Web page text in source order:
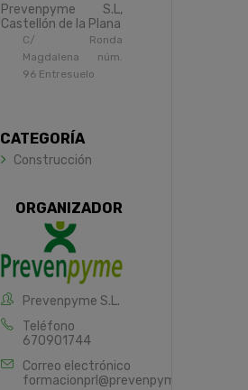
Prevenpyme S.L,
Castellón de la Plana
C/ Ronda
Magdalena núm.
96 Entresuelo
CATEGORÍA
Construcción
ORGANIZADOR
Prevenpyme S.L.
Teléfono
670901744
Correo electrónico
formacionprl@prevenpyme.es